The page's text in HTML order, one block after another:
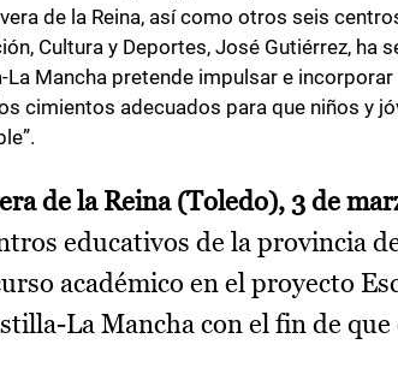
de la Reina, así como otros seis
Cultura y Deportes, José Gutiérrez, ha
La Mancha pretende impulsar e
cimientos adecuados para que niños y
de la Reina (Toledo), 3 de
educativos de la provincia
académico en el proyecto
La Mancha con el fin de